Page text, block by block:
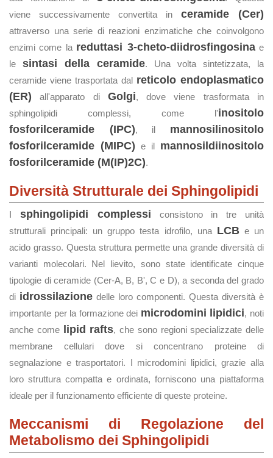
viene successivamente convertita in ceramide (Cer)
attraverso una serie di reazioni enzimatiche che coinvolgono
enzimi come la reduttasi 3-cheto-diidrosfingosinae
le sintasi della ceramide. Una volta sintetizzata, la
ceramide viene trasportata dal reticolo endoplasmatico
(ER) all'apparato di Golgi, dove viene trasformata in
sphingolipidi complessi, come l'inositolo
fosforilceramide (IPC), il mannosilinositolo
fosforilceramide (MIPC) e il mannosildiinositolo
fosforilceramide (M(IP)2C).
Diversità Strutturale dei Sphingolipidi
I sphingolipidi complessi consistono in tre unità
strutturali principali: un gruppo testa idrofilo, una LCBe un
acido grasso. Questa struttura permette una grande diversità di
varianti molecolari. Nel lievito, sono state identificate cinque
tipologie di ceramide (Cer-A, B, B', C e D), a seconda del grado
di idrossilazione delle loro componenti. Questa diversità è
importante per la formazione dei microdomini lipidici, noti
anche come
lipid rafts, che sono regioni specializzate delle
membrane cellulari dove si concentrano proteine di
segnalazione e trasportatori. I microdomini lipidici, grazie alla
loro struttura compatta e ordinata, forniscono una piattaforma
ideale per il funzionamento efficiente di queste proteine.
Meccanismi di Regolazione del
Metabolismo dei Sphingolipidi